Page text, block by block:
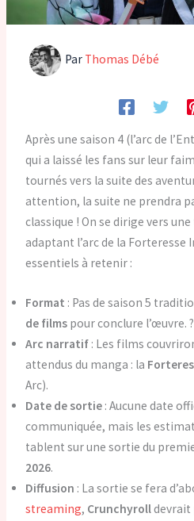
Par Thomas Débé
Après une saison 4 (l’arc de
qui a laissé les fans sur leur
tournés vers la suite des
attention, la suite ne prendra
classique ! On se dirige vers
adaptant l’arc de la Forteresse
essentiels à retenir :
Format : Pas de saison 5
de films pour conclure l’œuvre. ?
Arc narratif : Les films
attendus du manga : la
Arc).
Date de sortie : Aucune date
communiquée, mais les
tablent sur une sortie du
2026.
Diffusion : La sortie se fera
streaming, Crunchyrolldevrait